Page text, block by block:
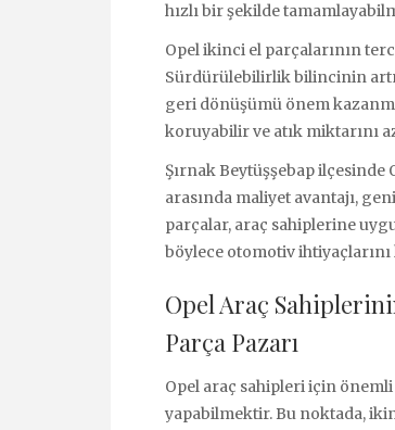
hızlı bir şekilde
Opel ikinci el parçalarının
Sürdürülebilirlik bilincinin
geri dönüşümü önem
koruyabilir ve atık miktarını
Şırnak Beytüşşebap
arasında maliyet avantajı,
parçalar, araç sahiplerine
böylece otomotiv ihtiyaçlarını
Opel Araç
Parça Pazarı
Opel araç sahipleri için
yapabilmektir. Bu noktada,